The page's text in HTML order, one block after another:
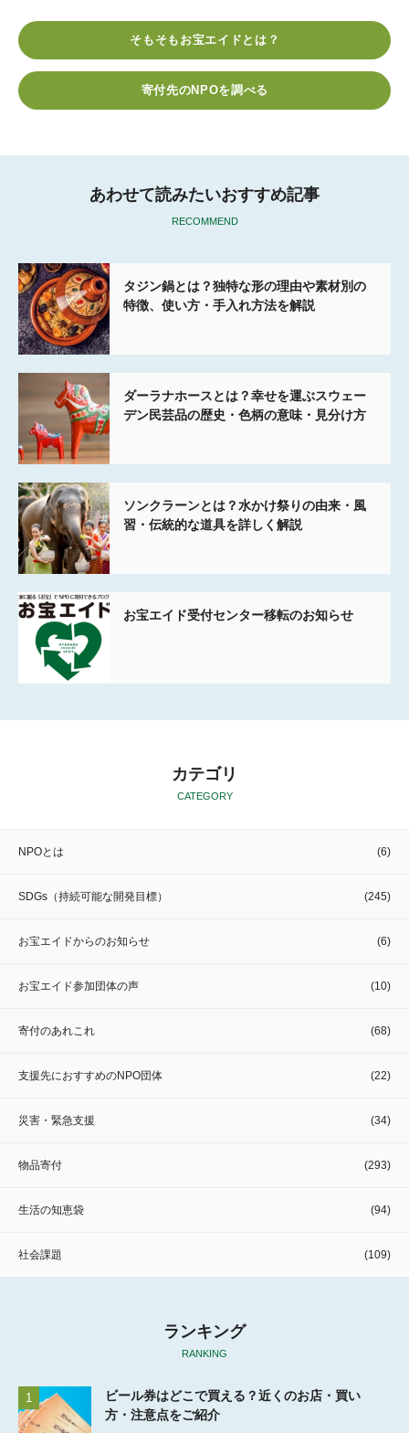
o
e
a
t
そもそもお宝エイドとは？
寄付先のNPOを調べる
あわせて読みたいおすすめ記事
RECOMMEND
タジン鍋とは？独特な形の理由や素材別の
特徴、使い方・手入れ方法を解説
ダーラナホースとは？幸せを運ぶスウェー
デン民芸品の歴史・色柄の意味・見分け方
ソンクラーンとは？水かけ祭りの由来・風
習・伝統的な道具を詳しく解説
お宝エイド受付センター移転のお知らせ
カテゴリ
CATEGORY
NPOとは (6)
SDGs（持続可能な開発目標） (245)
お宝エイドからのお知らせ (6)
お宝エイド参加団体の声 (10)
寄付のあれこれ (68)
支援先におすすめのNPO団体 (22)
災害・緊急支援 (34)
物品寄付 (293)
生活の知恵袋 (94)
社会課題 (109)
ランキング
RANKING
1
ビール券はどこで買える？近くのお店・買い
方・注意点をご紹介